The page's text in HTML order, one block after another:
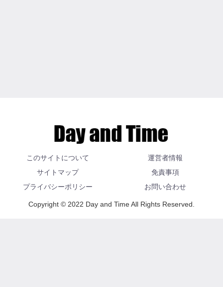
このサイトについて
運営者情報
サイトマップ
免責事項
プライバシーポリシー
お問い合わせ
Copyright © 2022 Day and Time All Rights Reserved.